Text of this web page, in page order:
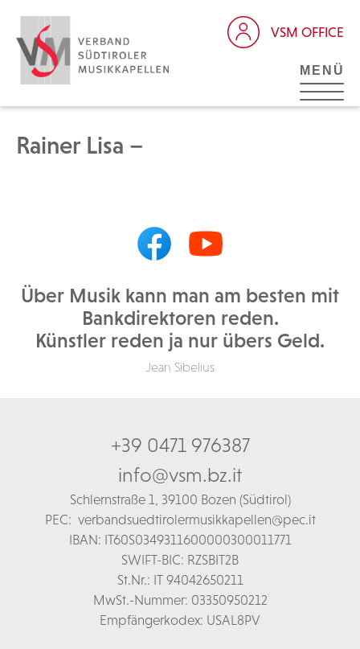
VSM OFFICE
MENÜ
Rainer Lisa –
Über Musik kann man am besten mit
Bankdirektoren reden.
Künstler reden ja nur übers Geld.
Jean Sibelius
+39 0471 976387
info@vsm.bz.it
Schlernstraße 1, 39100 Bozen (Südtirol)
PEC: verbandsuedtirolermusikkapellen@pec.it
IBAN: IT60S0349311600000300011771
SWIFT-BIC: RZSBIT2B
St.Nr.: IT 94042650211
MwSt.-Nummer: 03350950212
Empfängerkodex: USAL8PV